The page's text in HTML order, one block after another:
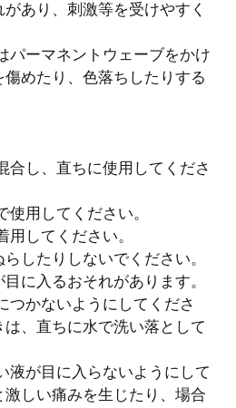
あり、刺激等を受けやすく
ーマネントウェーブをかけ
めたり、色落ちしたりする
し、直ちに使用してくださ
用してください。
してください。
したりしないでください。
に入るおそれがあります。
かないようにしてくださ
、直ちに水で洗い落として
が目に入らないようにして
激しい痛みを生じたり、場合